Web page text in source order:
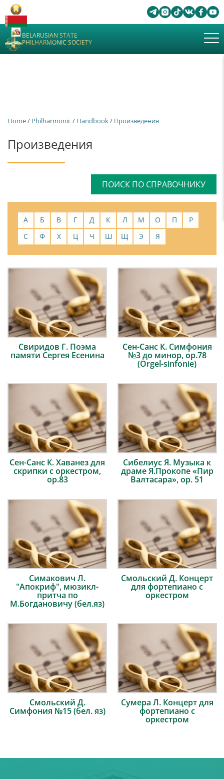
BELARUSIAN STATE
PHILHARMONIC SOCIETY
Home/ Philharmonic/ Handbook/ Произведения
Произведения
ПОИСК ПО СПРАВОЧНИКУ
А Б В Г Д К Л М О П
Р
С
Ф Х Ц Ч Ш Щ Э Я
Свиридов Г. Поэма
памяти Сергея Есенина
Сен-Санс К. Симфония
№3 до минор, op.78
(Orgel-sinfonie)
Сен-Санс К. Хаванез для
скрипки с оркестром,
ор.83
Сибелиус Я. Музыка к
драме Я.Прокопе «Пир
Валтасара», op. 51
Симакович Л.
"Апокриф", мюзикл-
притча по
М.Богдановичу (бел.яз)
Смольский Д. Концерт
для фортепиано с
оркестром
Смольский Д.
Симфония №15 (бел. яз)
Сумера Л. Концерт для
фортепиано с
оркестром